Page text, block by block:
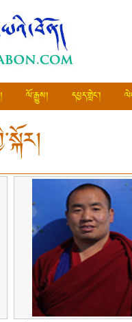
ལོ་རྒྱུས། དཔྱད་གླེང་།